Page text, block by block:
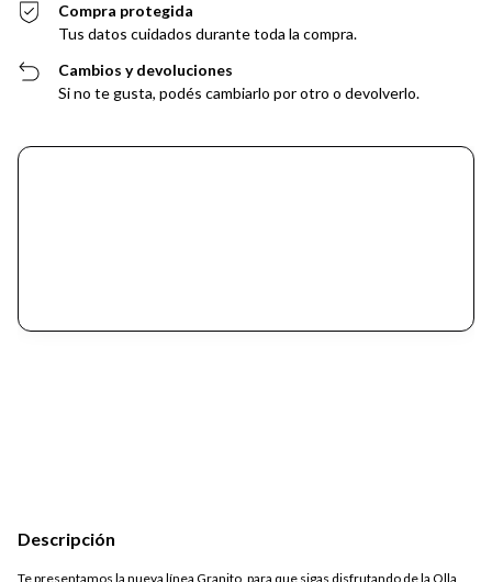
Compra protegida
Tus datos cuidados durante toda la compra.
Cambios y devoluciones
Si no te gusta, podés cambiarlo por otro o devolverlo.
Descripción
Te presentamos la nueva línea Granito, para que sigas disfrutando de la Olla